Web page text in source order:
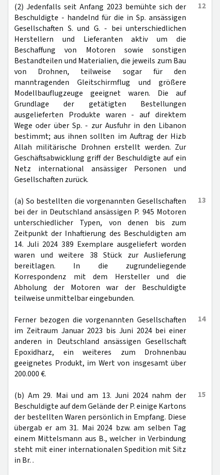
12
(2) Jedenfalls seit Anfang 2023 bemühte sich der
Beschuldigte - handelnd für die in Sp. ansässigen
Gesellschaften S. und G. - bei unterschiedlichen
Herstellern und Lieferanten aktiv um die
Beschaffung von Motoren sowie sonstigen
Bestandteilen und Materialien, die jeweils zum Bau
von Drohnen, teilweise sogar für den
manntragenden Gleitschirmflug und größere
Modellbauflugzeuge geeignet waren. Die auf
Grundlage der getätigten Bestellungen
ausgelieferten Produkte waren - auf direktem
Wege oder über Sp. - zur Ausfuhr in den Libanon
bestimmt; aus ihnen sollten im Auftrag der Hizb
Allah militärische Drohnen erstellt werden. Zur
Geschäftsabwicklung griff der Beschuldigte auf ein
Netz international ansässiger Personen und
Gesellschaften zurück.
13
(a) So bestellten die vorgenannten Gesellschaften
bei der in Deutschland ansässigen P. 945 Motoren
unterschiedlicher Typen, von denen bis zum
Zeitpunkt der Inhaftierung des Beschuldigten am
14. Juli 2024 389 Exemplare ausgeliefert worden
waren und weitere 38 Stück zur Auslieferung
bereitlagen. In die zugrundeliegende
Korrespondenz mit dem Hersteller und die
Abholung der Motoren war der Beschuldigte
teilweise unmittelbar eingebunden.
14
Ferner bezogen die vorgenannten Gesellschaften
im Zeitraum Januar 2023 bis Juni 2024 bei einer
anderen in Deutschland ansässigen Gesellschaft
Epoxidharz, ein weiteres zum Drohnenbau
geeignetes Produkt, im Wert von insgesamt über
200.000 €.
15
(b) Am 29. Mai und am 13. Juni 2024 nahm der
Beschuldigte auf dem Gelände der P. einige Kartons
der bestellten Waren persönlich in Empfang. Diese
übergab er am 31. Mai 2024 bzw. am selben Tag
einem Mittelsmann aus B., welcher in Verbindung
steht mit einer internationalen Spedition mit Sitz
in Br. .